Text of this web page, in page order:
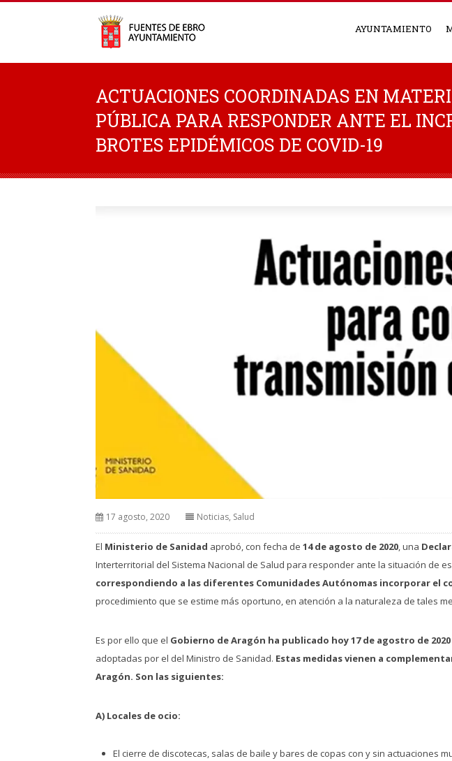
AYUNTAMIENTO
ACTUACIONES COORDINADAS EN
PÚBLICA PARA RESPONDER ANTE EL
BROTES EPIDÉMICOS DE COVID-19
17 agosto, 2020 Noticias, Salud
El Ministerio de Sanidad aprobó, con fecha de 14 de agosto de 2020, una
Interterritorial del Sistema Nacional de Salud para responder ante la situación de
correspondiendo a las diferentes Comunidades Autónomas incorporar el
procedimiento que se estime más oportuno, en atención a la naturaleza de tales
Es por ello que el Gobierno de Aragón ha publicado hoy 17 de agostro de 2020
adoptadas por el del Ministro de Sanidad. Estas medidas vienen a
Aragón. Son las siguientes:
A) Locales de ocio:
El cierre de discotecas, salas de baile y bares de copas con y sin actuaciones